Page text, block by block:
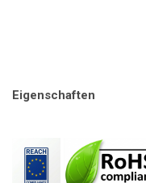
Eigenschaften